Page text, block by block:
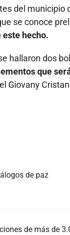
del municipio
se conoce
hecho.
hallaron dos
que
Giovany
de paz
de más de